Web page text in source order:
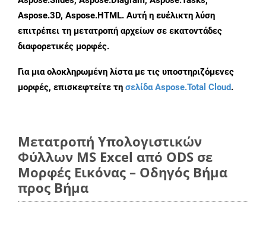
Aspose.3D, Aspose.HTML. Αυτή η ευέλικτη λύση
επιτρέπει τη μετατροπή αρχείων σε εκατοντάδες
διαφορετικές μορφές.
Για μια ολοκληρωμένη λίστα με τις υποστηριζόμενες
μορφές, επισκεφτείτε τη σελίδα Aspose.Total Cloud.
Μετατροπή Υπολογιστικών
Φύλλων MS Excel από ODS σε
Μορφές Εικόνας – Οδηγός Βήμα
προς Βήμα